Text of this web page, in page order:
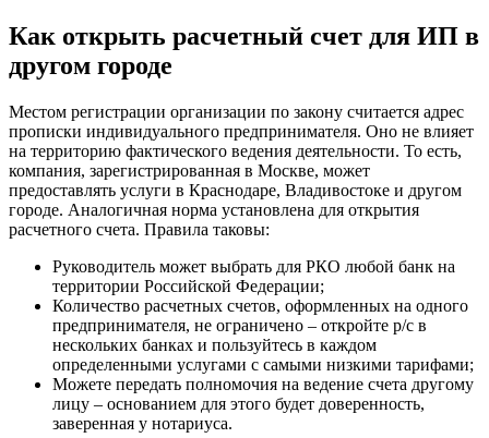
Как открыть расчетный счет для ИП в
другом городе
Местом регистрации организации по закону считается адрес
прописки индивидуального предпринимателя. Оно не влияет
на территорию фактического ведения деятельности. То есть,
компания, зарегистрированная в Москве, может
предоставлять услуги в Краснодаре, Владивостоке и другом
городе. Аналогичная норма установлена для открытия
расчетного счета. Правила таковы:
Руководитель может выбрать для РКО любой банк на
территории Российской Федерации;
Количество расчетных счетов, оформленных на одного
предпринимателя, не ограничено – откройте р/с в
нескольких банках и пользуйтесь в каждом
определенными услугами с самыми низкими тарифами;
Можете передать полномочия на ведение счета другому
лицу – основанием для этого будет доверенность,
заверенная у нотариуса.